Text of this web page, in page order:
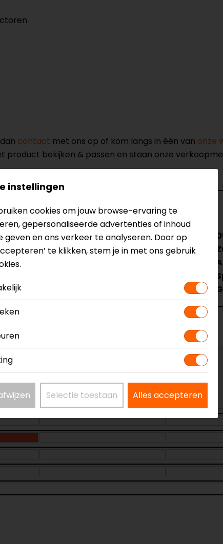
contact met ons op of kom langs in één van onze
product bekijken & passen en staan onze
Model
Kleur
beschikbare maat!
instellingen
cookies om jouw browse-ervaring te
gepersonaliseerde advertenties of inhoud
geven en ons verkeer te analyseren. Door op
te klikken, stem je in met ons gebruik
Selectie toestaan Alles accepteren